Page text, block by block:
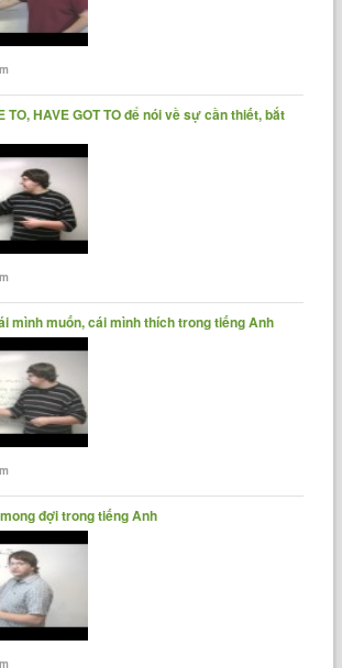
TO, HAVE GOT TO để nói về sự cần thiết, bắt
mình muốn, cái mình thích trong tiếng Anh
đợi trong tiếng Anh